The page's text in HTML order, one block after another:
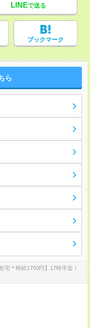
LINEで送る
ブックマーク
ら
宅＊時給1700円】17時半迄！